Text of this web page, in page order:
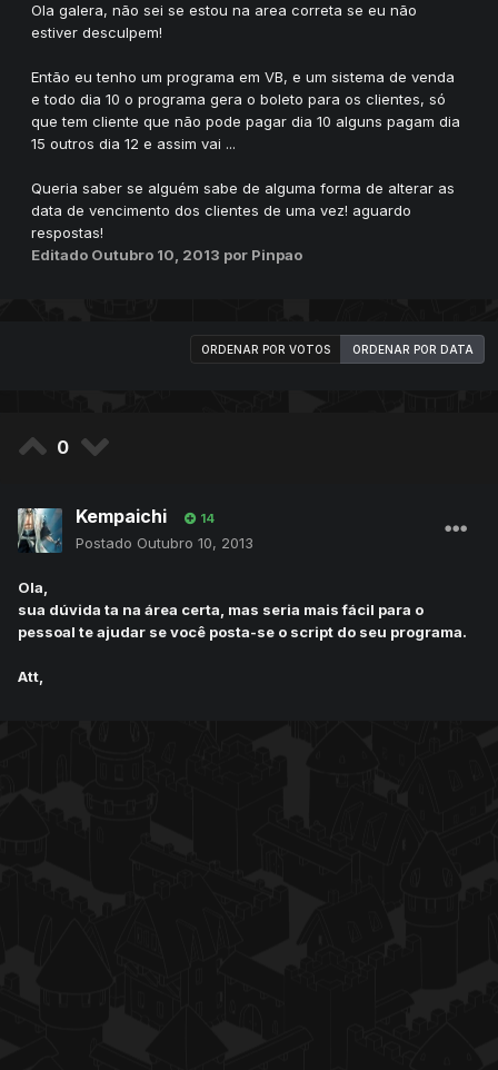
Ola galera, não sei se estou na area correta se eu não
estiver desculpem!
Então eu tenho um programa em VB, e um sistema de venda
e todo dia 10 o programa gera o boleto para os clientes, só
que tem cliente que não pode pagar dia 10 alguns pagam dia
15 outros dia 12 e assim vai ...
Queria saber se alguém sabe de alguma forma de alterar as
data de vencimento dos clientes de uma vez! aguardo
respostas!
Editado Outubro 10, 2013 por Pinpao
ORDENAR POR VOTOS ORDENAR POR DATA
0
Kempaichi 14
Postado Outubro 10, 2013
Ola,
sua dúvida ta na área certa, mas seria mais fácil para o
pessoal te ajudar se você posta-se o script do seu programa.
Att,